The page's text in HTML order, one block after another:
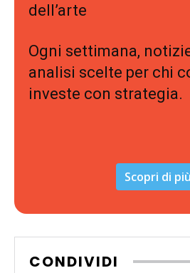
dell’arte
Ogni settimana,
analisi scelte per chi
investe con strategia.
Scopri di
CONDIVIDI